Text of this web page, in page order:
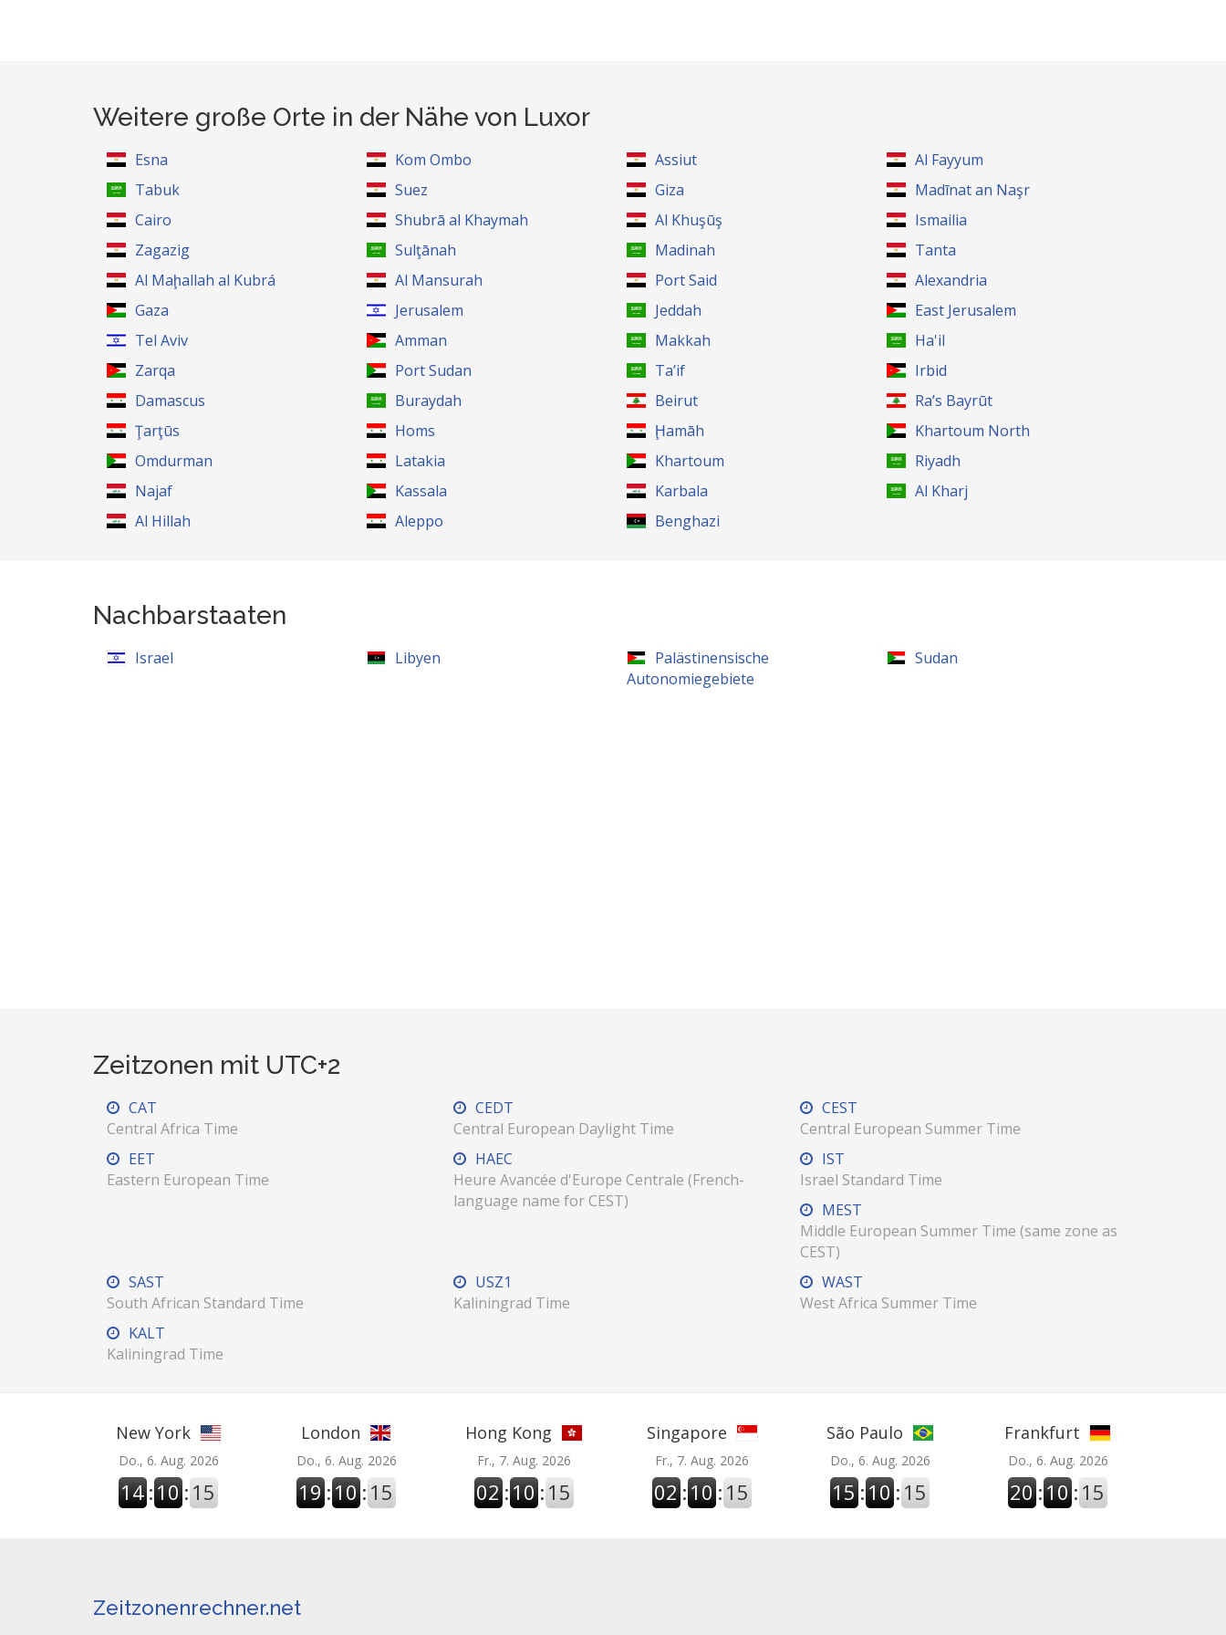
Weitere große Orte in der Nähe von Luxor
Esna Kom Ombo Assiut
Al Fayyum
Tabuk
Suez Giza
Madīnat an Naşr
Cairo
Shubrā al Khaymah Al Khuşūş
Ismailia
Zagazig
Sulţānah Madinah
Tanta
Al Maḩallah al Kubrá
Al Mansurah Port Said
Alexandria
Gaza
Jerusalem Jeddah
East Jerusalem
Tel Aviv
Amman Makkah
Ha'il
Zarqa
Port Sudan Ta’if
Irbid
Damascus
Buraydah Beirut
Ra’s Bayrūt
Ţarţūs
Homs Ḩamāh
Khartoum North
Omdurman
Latakia Khartoum
Riyadh
Najaf
Kassala Karbala
Al Kharj
Al Hillah
Aleppo Benghazi
Nachbarstaaten
Israel Libyen
Palästinensische
Autonomiegebiete
Sudan
Zeitzonen mit UTC+2
CAT
Central Africa Time
CEDT
Central European Daylight Time
CEST
Central European Summer Time
EET
Eastern European Time
HAEC
Heure Avancée d'Europe Centrale (French-
language name for CEST)
IST
Israel Standard Time
MEST
Middle European Summer Time (same zone as
CEST)
SAST
South African Standard Time
USZ1
Kaliningrad Time
WAST
West Africa Summer Time
KALT
Kaliningrad Time
New York
Do., 6. Aug. 2026
14 :10 : 16
London
Do., 6. Aug. 2026
19 :10 : 16
Hong Kong
Fr., 7. Aug. 2026
02 :10 : 16
Singapore
Fr., 7. Aug. 2026
02 :10 : 16
São Paulo
Do., 6. Aug. 2026
15 :10 : 16
Frankfurt
Do., 6. Aug. 2026
20 :10 : 16
Zeitzonenrechner.net